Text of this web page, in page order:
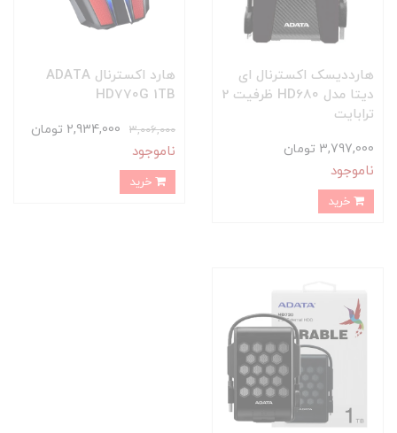
هارددیسک اکسترنال ای
دیتا مدل HD680 ظرفیت 2
ترابایت
3,797,000 تومان
ناموجود
هارد اکسترنال ADATA
HD770G 1TB
3,006,000 2,934,000 تومان
ناموجود